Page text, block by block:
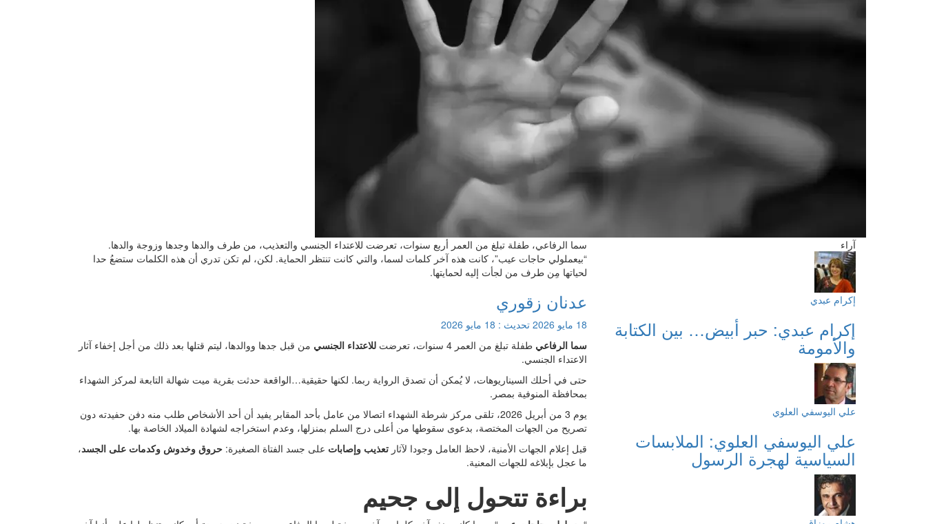
سما الرفاعي، طفلة تبلغ من العمر أربع سنوات، تعرضت للاعتداء الجنسي والتعذيب، من طرف والدها وجدها وزوجة والدها.
“بيعملولي حاجات عيب”، كانت هذه آخر كلمات لسما، والتي كانت تنتظر الحماية. لكن، لم تكن تدري أن هذه الكلمات ستضعُ حدا
لحياتها مِن طرف من لجأت إليه لحمايتها.
عدنان زقوري
18 مايو 2026 تحديث : 18 مايو 2026
سما الرفاعي طفلة تبلغ من العمر 4 سنوات، تعرضت للاعتداء الجنسي من قبل جدها ووالدها، ليتم قتلها بعد ذلك من أجل إخفاء آثار
الاعتداء الجنسي.
حتى في أحلك السيناريوهات، لا يُمكن أن تصدق الرواية ربما. لكنها حقيقية…الواقعة حدثت بقرية ميت شهالة التابعة لمركز الشهداء
بمحافظة المنوفية بمصر.
يوم 3 من أبريل 2026، تلقى مركز شرطة الشهداء اتصالا من عامل بأحد المقابر يفيد أن أحد الأشخاص طلب منه دفن حفيدته دون
تصريح من الجهات المختصة، بدعوى سقوطها من أعلى درج السلم بمنزلها، وعدم استخراجه لشهادة الميلاد الخاصة بها.
قبل إعلام الجهات الأمنية، لاحظ العامل وجودا لآثار تعذيب وإصابات على جسد الفتاة الصغيرة: حروق وخدوش وكدمات على الجسد،
ما عجل بإبلاغه للجهات المعنية.
براءة تتحول إلى جحيم
آراء
إكرام عبدي
إكرام عبدي: حبر أبيض… بين الكتابة
والأمومة
علي اليوسفي العلوي
علي اليوسفي العلوي: الملابسات
السياسية لهجرة الرسول